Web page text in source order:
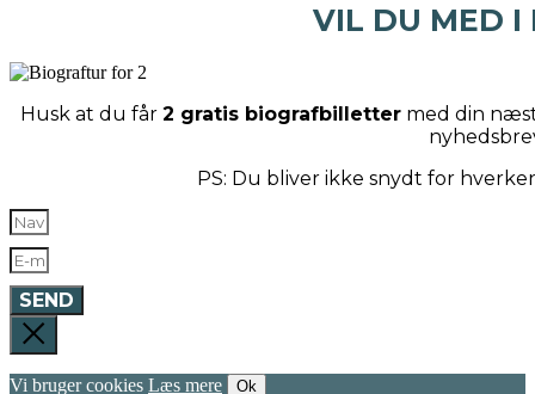
VIL DU MED I
Husk at du får 2 gratis biografbillettermed din
PS: Du bliver ikke snydt for
SEND
Vi bruger cookies Læs mere Ok